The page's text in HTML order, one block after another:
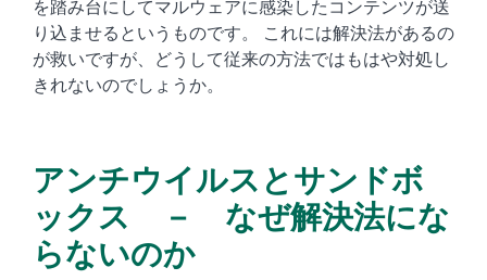
を踏み台にしてマルウェアに感染したコンテンツが送
り込ませるというものです。 これには解決法があるの
が救いですが、どうして従来の方法ではもはや対処し
きれないのでしょうか。
アンチウイルスとサンドボ
ックス － なぜ解決法にな
らないのか